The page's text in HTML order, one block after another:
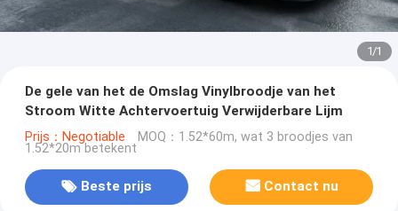
1/1
De gele van het de Omslag Vinylbroodje van het
Stroom Witte Achtervoertuig Verwijderbare Lijm
Prijs：Negotiable MOQ：1.52*60m, wat 3 broodjes van
1.52*20m betekent
Beste prijs Contact nu